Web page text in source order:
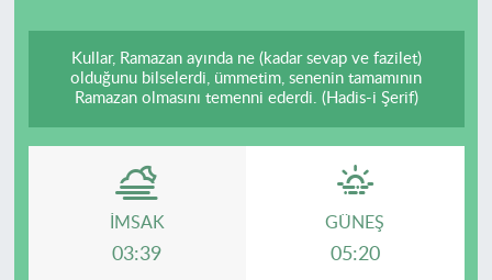
Kullar, Ramazan ayında ne (kadar sevap ve fazilet)
olduğunu bilselerdi, ümmetim, senenin tamamının
Ramazan olmasını temenni ederdi. (Hadis-i Şerif)
İMSAK
03:39
GÜNEŞ
05:20
Resmi İlanlar
Haber Arşivi